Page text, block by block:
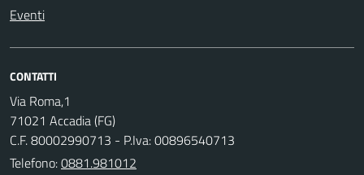
Eventi
CONTATTI
Via Roma,1
71021 Accadia (FG)
C.F. 80002990713 - P.Iva: 00896540713
Telefono:0881.981012